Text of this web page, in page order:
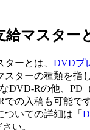
給マスター
ーとは、 DVDプ
ターの種類を指し
DVD-Rの他、PD
での入稿も可能です
いての詳細は「
い。